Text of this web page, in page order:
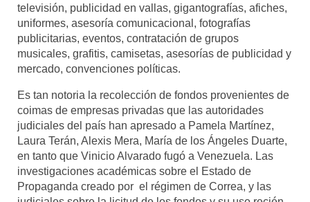
televisión, publicidad en vallas, gigantografías, afiches,
uniformes, asesoría comunicacional, fotografías
publicitarias, eventos, contratación de grupos
musicales, grafitis, camisetas, asesorías de publicidad y
mercado, convenciones políticas.
Es tan notoria la recolección de fondos provenientes de
coimas de empresas privadas que las autoridades
judiciales del país han apresado a Pamela Martínez,
Laura Terán, Alexis Mera, María de los Ángeles Duarte,
en tanto que Vinicio Alvarado fugó a Venezuela. Las
investigaciones académicas sobre el Estado de
Propaganda creado por el régimen de Correa, y las